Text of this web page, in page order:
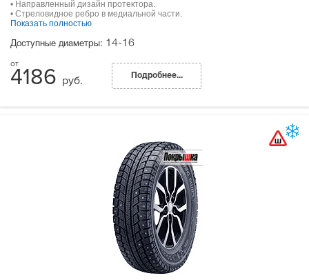
• Направленный дизайн протектора.
• Стреловидное ребро в медиальной части.
Показать полностью
Доступные диаметры: 14-16
4186 руб. Подробнее...